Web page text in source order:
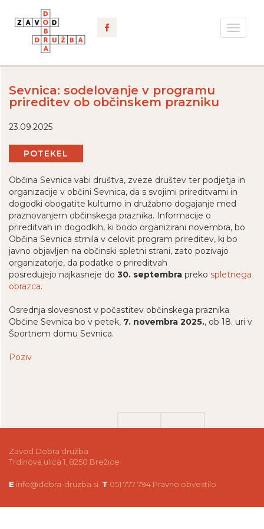
Toggle
Sevnica: sodelovanje v programu
prireditev ob občinskem prazniku
23.09.2025
POTEKEL
Občina Sevnica vabi društva, zveze društev ter podjetja in
organizacije v občini Sevnica, da s svojimi prireditvami in
dogodki obogatite kulturno in družabno dogajanje med
praznovanjem občinskega praznika. Informacije o
prireditvah in dogodkih, ki bodo organizirani novembra, bo
Občina Sevnica strnila v celovit program prireditev, ki bo
javno objavljen na občinski spletni strani, zato pozivajo
organizatorje, da podatke o prireditvah
posredujejo najkasneje do 30. septembra preko spletnega
obrazca.
Osrednja slovesnost v počastitev občinskega praznika
Občine Sevnica bo v petek, 7. novembra 2025., ob 18. uri v
Športnem domu Sevnica.
Poziv
Zavod Dobra družba
Trdinova ulica 1, 8250 Brežice
E info@dobra-druzba.si T 051 777 794 Pravno obvestilo